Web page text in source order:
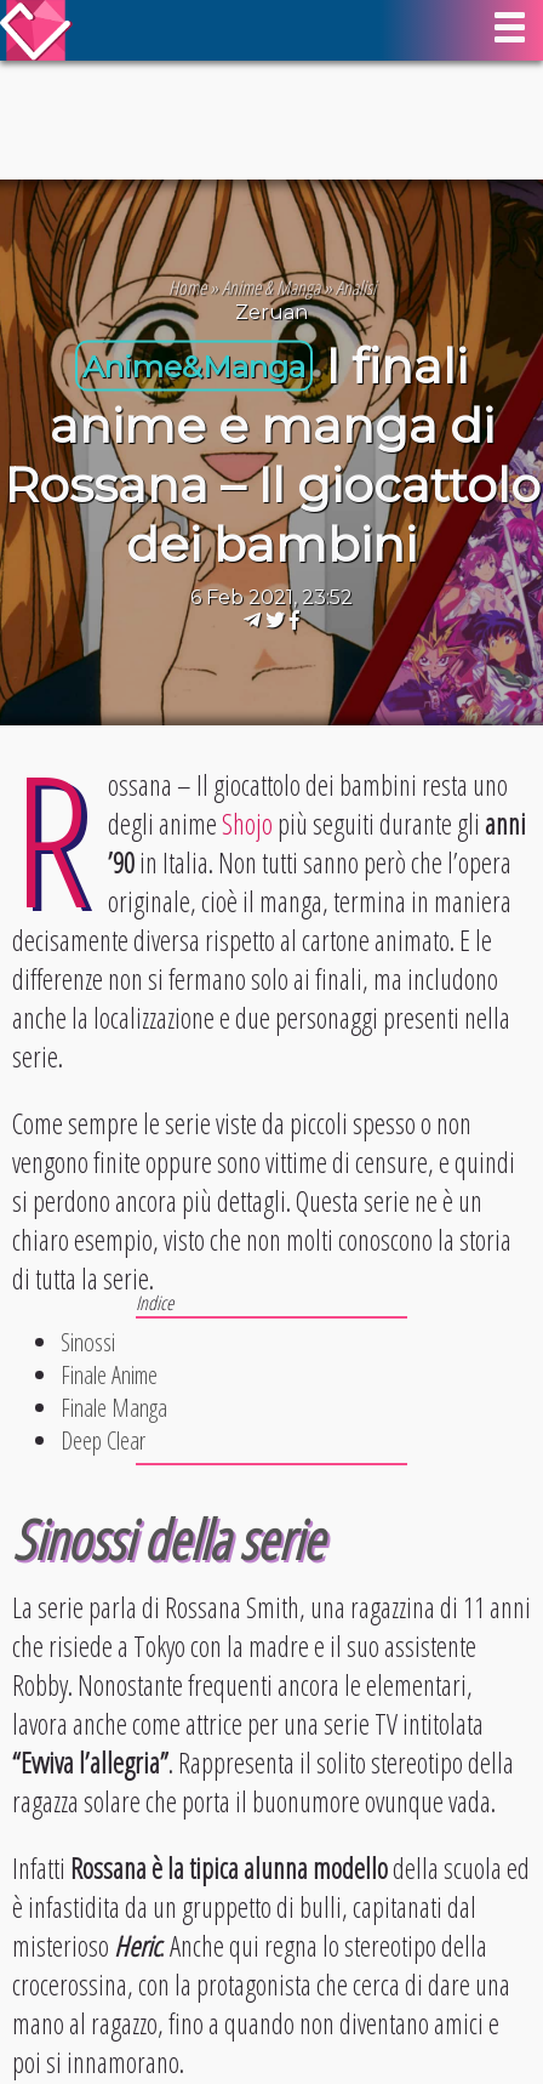
Home»Anime & Manga»Analisi
Zeruan
Anime&Manga I finali
anime e manga di
Rossana – Il giocattolo
dei bambini
6 Feb 2021, 23:52
R ossana – Il giocattolo dei bambini resta uno
degli animeShojopiù seguiti durante glianni
’90in Italia. Non tutti sanno però che l’opera
originale, cioè il manga, termina in maniera
decisamente diversa rispetto al cartone animato. E le
differenze non si fermano solo ai finali, ma includono
anche la localizzazione e due personaggi presenti nella
serie.
Come sempre le serie viste da piccoli spesso o non
vengono finite oppure sono vittime di censure, e quindi
si perdono ancora più dettagli. Questa serie ne è un
chiaro esempio, visto che non molti conoscono la storia
di tutta la serie.
Sinossi
Finale Anime
Finale Manga
Deep Clear
Sinossi della serie
La serie parla di Rossana Smith, una ragazzina di 11 anni
che risiede a Tokyo con la madre e il suo assistente
Robby. Nonostante frequenti ancora le elementari,
lavora anche come attrice per una serie TV intitolata
“Evviva l’allegria”. Rappresenta il solito stereotipo della
ragazza solare che porta il buonumore ovunque vada.
Infatti Rossana è la tipica alunna modellodella scuola ed
è infastidita da un gruppetto di bulli, capitanati dal
misteriosoHeric. Anche qui regna lo stereotipo della
crocerossina, con la protagonista che cerca di dare una
mano al ragazzo, fino a quando non diventano amici e
poi si innamorano.